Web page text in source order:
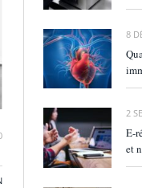
8
2
et